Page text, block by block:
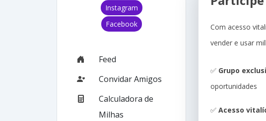
Instagram
Facebook
Feed
Convidar Amigos
Calculadora de
Milhas
Com acesso
vender e usar
✅ Grupo
oportunidades
✅ Acesso